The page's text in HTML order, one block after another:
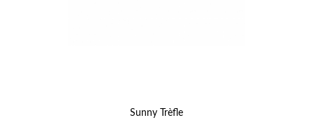
Sunny Trèfle